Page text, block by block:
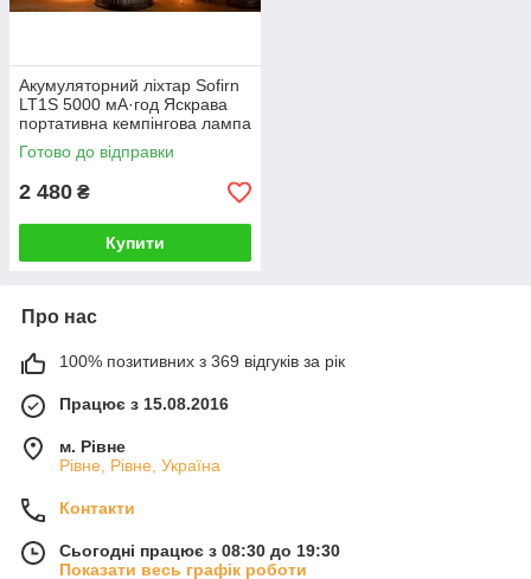
Акумуляторний ліхтар Sofirn
LT1S 5000 мА·год Яскрава
портативна кемпінгова лампа
Sofirn з акумулятором 21700
Готово до відправки
2 480 ₴
Купити
Про нас
100% позитивних з 369 відгуків за рік
Працює з 15.08.2016
м. Рівне
Рівне, Рівне, Україна
Контакти
Сьогодні працює з 08:30 до 19:30
Показати весь графік роботи